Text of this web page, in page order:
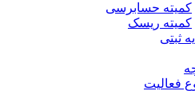
کمیته حسابرسی
کمیته ریسک
ثبتی
فعالیت